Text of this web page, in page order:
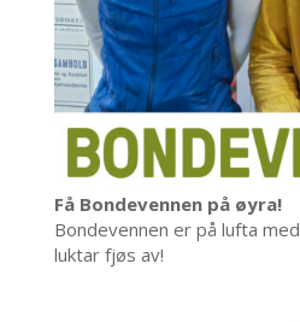
Få Bondevennen på øyra!
Bondevennen er på lufta
luktar fjøs av!